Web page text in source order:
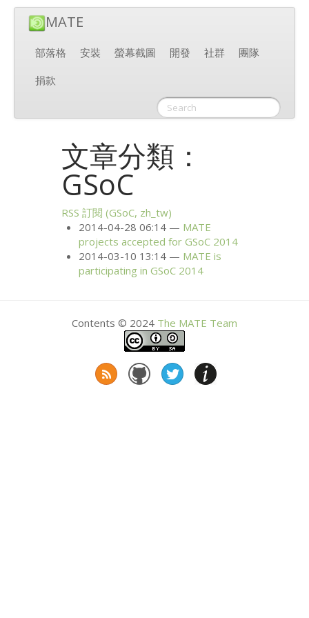
MATE
部落格 安裝 螢幕截圖 開發 社群
團隊
捐款
文章分類：
GSoC
RSS 訂閱 (GSoC, zh_tw)
2014-04-28 06:14
MATE
projects accepted for GSoC 2014
2014-03-10 13:14
MATE is
participating in GSoC 2014
Contents © 2024 The MATE Team